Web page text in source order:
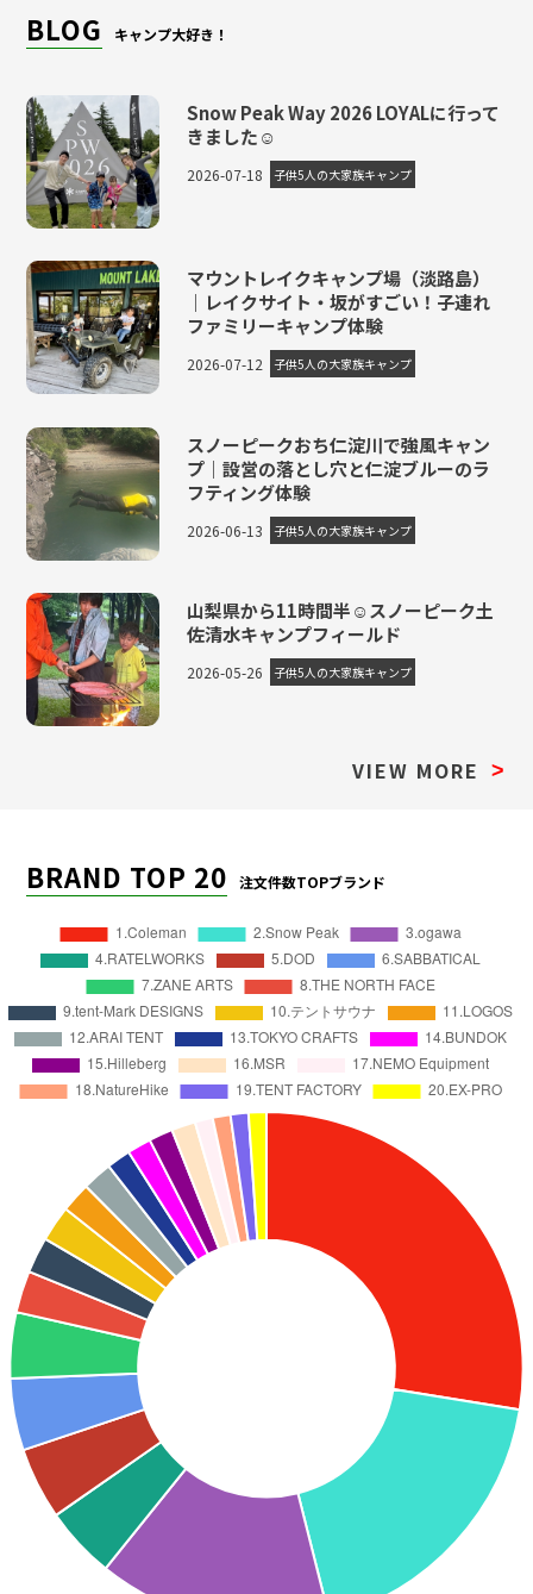
BLOG キャンプ大好き！
Snow Peak Way 2026 LOYALに行って
きました☺
2026-07-18 子供5人の大家族キャンプ
マウントレイクキャンプ場（淡路島）
｜レイクサイト・坂がすごい！子連れ
ファミリーキャンプ体験
2026-07-12 子供5人の大家族キャンプ
スノーピークおち仁淀川で強風キャン
プ｜設営の落とし穴と仁淀ブルーのラ
フティング体験
2026-06-13 子供5人の大家族キャンプ
山梨県から11時間半☺スノーピーク土
佐清水キャンプフィールド
2026-05-26 子供5人の大家族キャンプ
VIEW MORE >
BRAND TOP 20 注文件数TOPブランド